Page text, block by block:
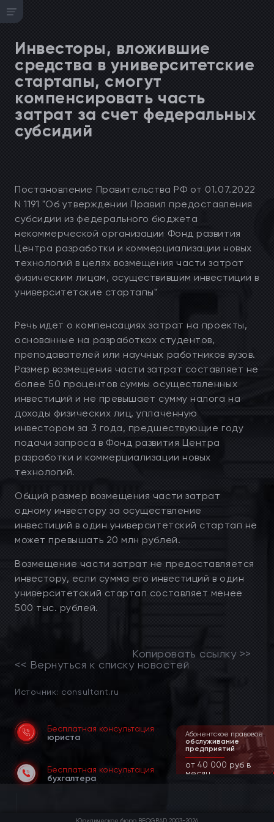
Инвесторы, вложившие
средства в университетские
стартапы, смогут
компенсировать часть
затрат за счет федеральных
субсидий
Постановление Правительства РФ от 01.07.2022
N 1191 "Об утверждении Правил предоставления
субсидии из федерального бюджета
некоммерческой организации Фонд развития
Центра разработки и коммерциализации новых
технологий в целях возмещения части затрат
физическим лицам, осуществившим инвестиции в
университетские стартапы"
Речь идет о компенсациях затрат на проекты,
основанные на разработках студентов,
преподавателей или научных работников вузов.
Размер возмещения части затрат составляет не
более 50 процентов суммы осуществленных
инвестиций и не превышает сумму налога на
доходы физических лиц, уплаченную
инвестором за 3 года, предшествующие году
подачи запроса в Фонд развития Центра
разработки и коммерциализации новых
технологий.
Общий размер возмещения части затрат
одному инвестору за осуществление
инвестиций в один университетский стартап не
может превышать 20 млн рублей.
Возмещение части затрат не предоставляется
инвестору, если сумма его инвестиций в один
университетский стартап составляет менее
500 тыс. рублей.
Копировать ссылку >>
<< Вернуться к списку новостей
Источник: consultant.ru
Бесплатная консультация
юриста
Бесплатная консультация
бухгалтера
Ведение дел Абонентское правовое
обслуживание
предприятий
от 40 000 руб в
месяц
Юридическое бюро BEOGRAD 2003-2026